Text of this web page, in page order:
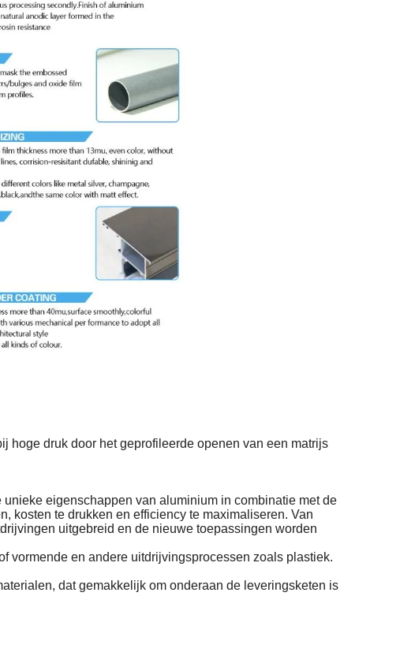
hoge druk door het geprofileerde openen van een matrijs
eigenschappen van aluminium in combinatie met de
kosten te drukken en efficiency te maximaliseren. Van
uitgebreid en de nieuwe toepassingen worden
vormende en andere uitdrijvingsprocessen zoals plastiek.
dat gemakkelijk om onderaan de leveringsketen is